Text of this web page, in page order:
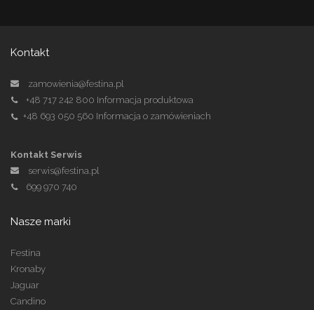
Kontakt
zamowienia@festina.pl
+48 717 242 800 Informacja produktowa
+48 693 050 560 Informacja o zamówieniach
Kontakt Serwis
serwis@festina.pl
699 970 740
Nasze marki
Festina
Kronaby
Jaguar
Candino